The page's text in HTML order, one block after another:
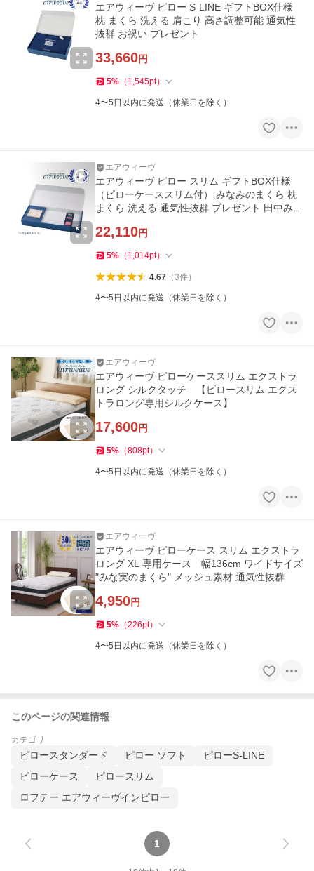
エアウィーヴ ピロー S-LINE ギフトBOX仕様
枕 まくら 洗える 肩こり 高さ調整可能 通気性
抜群 お祝い プレゼント
33,660円
5% （ 1,545pt）
4〜5日以内に発送（休業日を除く）
エアウィーヴ
エアウィーヴ ピロー スリム ギフトBOX仕様
（ピローケーススリム付） みなみのまくら 枕
まくら 洗える 通気性抜群 プレゼント 田中みな
22,110円
5% （ 1,014pt）
4.67（3件）
4〜5日以内に発送（休業日を除く）
エアウィーヴ
エアウィーヴ ピローケーススリム エクストラ
ロング シルクタッチ 【ピロースリム エクス
トラロング専用シルクケース】
17,600円
5% （808pt）
4〜5日以内に発送（休業日を除く）
エアウィーヴ
エアウィーヴ ピローケース スリム エクストラ
ロング XL 専用ケース 幅136cm ワイドサイズ
"みな実のまくら" メッシュ素材 通気性抜群
4,950円
5% （226pt）
4〜5日以内に発送（休業日を除く）
このページの関連情報
カテゴリ
ピロースタンダード ピロー ソフト
ピローS-LINE
ピローケース
ピロースリム
ロフテー エアウィーヴインピロー
1